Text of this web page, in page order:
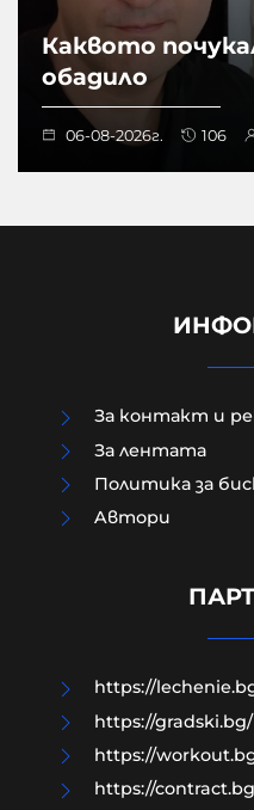
Каквото
обадило
06-08-2026г. 106
пожар на АМ
За контакт и
За лентата
Политика за
Aвтори
https://
https://gradski.bg/
https://
https://